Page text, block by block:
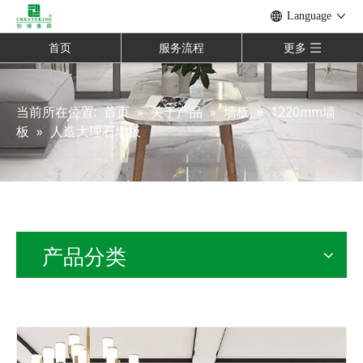
Language
首页 服务流程 更多
当前所在位置: 首页 » 关于产品 » 墙板 » 1220mm墙
板 » 人造大理石墙板
产品分类